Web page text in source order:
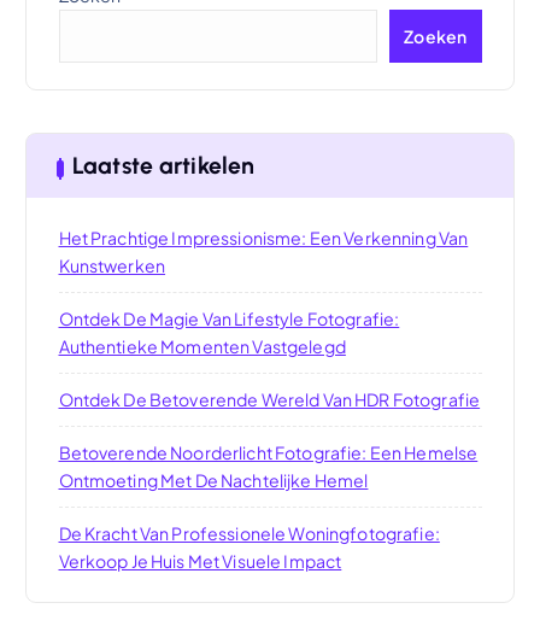
Zoeken
Laatste artikelen
Het Prachtige Impressionisme: Een Verkenning Van
Kunstwerken
Ontdek De Magie Van Lifestyle Fotografie:
Authentieke Momenten Vastgelegd
Ontdek De Betoverende Wereld Van HDR Fotografie
Betoverende Noorderlicht Fotografie: Een Hemelse
Ontmoeting Met De Nachtelijke Hemel
De Kracht Van Professionele Woningfotografie:
Verkoop Je Huis Met Visuele Impact